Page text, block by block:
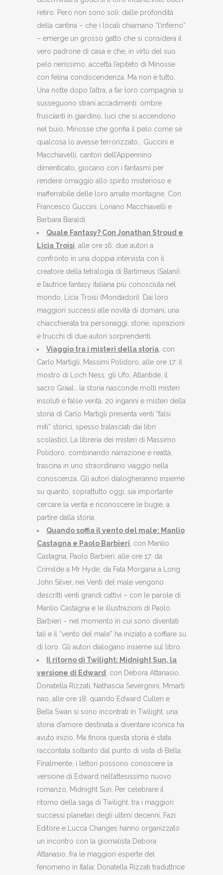
retiro. Però non sono soli: dalle profondità
della cantina – che i locali chiamano “l’inferno”
– emerge un grosso gatto che si considera il
vero padrone di casa e che, in virtù del suo
pelo nerissimo, accetta l’epiteto di Minosse
con felina condiscendenza. Ma non è tutto.
Una notte dopo l’altra, a far loro compagnia si
susseguono strani accadimenti: ombre
fruscianti in giardino, luci che si accendono
nel buio, Minosse che gonfia il pelo come se
qualcosa lo avesse terrorizzato… Guccini e
Macchiavelli, cantori dell’Appennino
dimenticato, giocano con i fantasmi per
rendere omaggio allo spirito misterioso e
inafferrabile delle loro amate montagne. Con
Francesco Guccini, Loriano Macchiavelli e
Barbara Baraldi.
Quale Fantasy? Con Jonathan Stroud e
Licia Troisi , alle ore 16: due autori a
confronto in una doppia intervista con il
creatore della tetralogia di Bartimeus (Salani),
e l’autrice fantasy italiana più conosciuta nel
mondo, Licia Troisi (Mondadori). Dai loro
maggiori successi alle novità di domani, una
chiacchierata tra personaggi, storie, ispirazioni
e trucchi di due autori sorprendenti.
Viaggio tra i misteri della storia , con
Carlo Martigli, Massimi Polidoro, alle ore 17: il
mostro di Loch Ness, gli Ufo, Atlantide, il
sacro Graal… la storia nasconde molti misteri
insoluti e false verità. 20 inganni e misteri della
storia di Carlo Martigli presenta venti “falsi
miti” storici, spesso tralasciati dai libri
scolastici; La libreria dei misteri di Massimo
Polidoro, combinando narrazione e realtà,
trascina in uno straordinario viaggio nella
conoscenza. Gli autori dialogheranno insieme
su quanto, soprattutto oggi, sia importante
cercare la verità e riconoscere le bugie, a
partire dalla storia.
Quando soffia il vento del male: Manlio
Castagna e Paolo Barbieri , con Manlio
Castagna, Paolo Barbieri, alle ore 17: da
Crimilde a Mr Hyde, da Fata Morgana a Long
John Silver, nei Venti del male vengono
descritti venti grandi cattivi – con le parole di
Manlio Castagna e le illustrazioni di Paolo
Barbieri – nel momento in cui sono diventati
tali e il “vento del male” ha iniziato a soffiare su
di loro. Gli autori dialogano insieme sul libro.
Il ritorno di Twilight: Midnight Sun, la
versione di Edward , con Debora Attanasio,
Donatella Rizzati, Nathascia Severgnini, Mmarti
nao, alle ore 18: quando Edward Cullen e
Bella Swan si sono incontrati in Twilight, una
storia d’amore destinata a diventare iconica ha
avuto inizio. Ma finora questa storia è stata
raccontata soltanto dal punto di vista di Bella.
Finalmente, i lettori possono conoscere la
versione di Edward nell’attesissimo nuovo
romanzo, Midnight Sun. Per celebrare il
ritorno della saga di Twilight, tra i maggiori
successi planetari degli ultimi decenni, Fazi
Editore e Lucca Changes hanno organizzato
un incontro con la giornalista Debora
Attanasio, fra le maggiori esperte del
fenomeno in Italia; Donatella Rizzati traduttrice